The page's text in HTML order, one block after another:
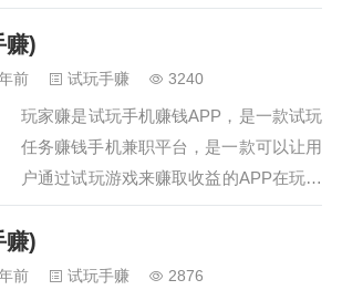
的试玩任务，每天的游戏资源都在不断更
新，很多服务以及信息都可以查看，奖励
很丰厚，还可以邀请好友参与进来哦，悬
赏任务也有很多，游戏环节也有很多，用
户每天登录都可以获得更多红包奖励，这
款软件里面有非常多的任务。…
赚)
前 试玩手赚 3240
玩家赚是试玩手机赚钱APP，是一款试玩
任务赚钱手机兼职平台，是一款可以让用
户通过试玩游戏来赚取收益的APP在玩家
赚任务平台中不需要任何的投资而且这款
软件的体现门槛非常的低完成试玩任务可
以获得相当可观的收益，试玩几分钟即可
赚)
前 试玩手赚 2876